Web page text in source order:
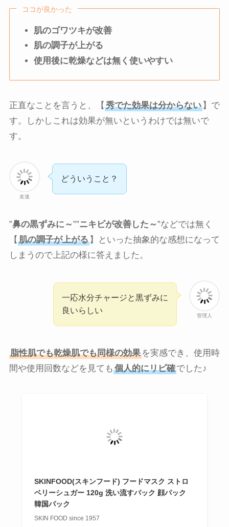
ココが良かった
肌のゴワツキが改善
肌の調子が上がる
使用後に乾燥などは無く使いやすい
正直なことを言うと、【 秀でた効果は分からない】で
す。しかしこれは効果が無いというわけでは無いで
す。
友達
どういうこと？
”鼻の黒ずみに～””ニキビが改善した～”などでは無く
【 肌の調子が上がる】といった抽象的な感想になって
しまうので上記の様に答えました。
管理人
一応水分チャージと黒ずみに
良いらしい
脂性肌でも乾燥肌でも同様の効果を実感でき、使用時
間や使用回数などを見ても 個人的にリピ確でした♪
SKINFOOD(スキンフード) フードマスク ストロ
ベリーシュガー 120g 洗い流すパック 顔パック
韓国パック
SKIN FOOD since 1957